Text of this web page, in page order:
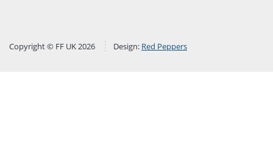
Copyright © FF UK 2026 Design: Red Peppers